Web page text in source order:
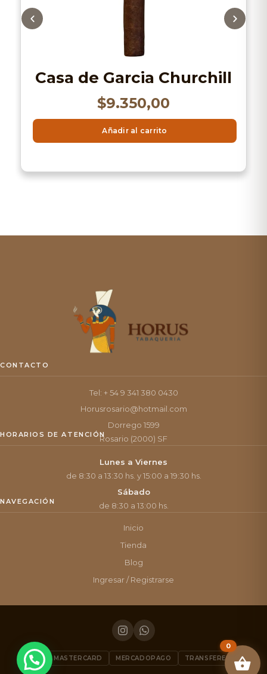
Casa de Garcia Churchill
$9.350,00
Añadir al carrito
CONTACTO
Tel: + 54 9 341 380 0430
Horusrosario@hotmail.com
Dorrego 1599
Rosario (2000) SF
HORARIOS DE ATENCIÓN
Lunes a Viernes
de 8:30 a 13:30 hs. y 15:00 a 19:30 hs.
Sábado
de 8:30 a 13:00 hs.
NAVEGACIÓN
Inicio
Tienda
Blog
Ingresar / Registrarse
VISA MASTERCARD MERCADOPAGO TRANSFERENCIA
0